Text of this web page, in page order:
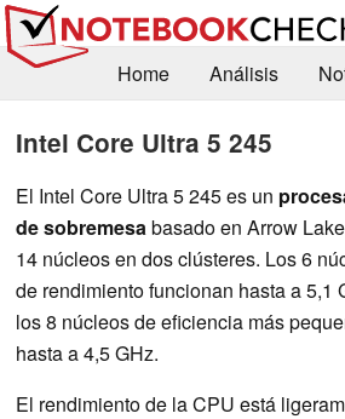
Home Análisis
Contacto
Intel Core Ultra 5 245
El Intel Core Ultra 5 245 es un
de sobremesabasado en Arrow
14 núcleos en dos clústeres. Los 6
de rendimiento funcionan hasta a 5,1
los 8 núcleos de eficiencia más
hasta a 4,5 GHz.
El rendimiento de la CPU está